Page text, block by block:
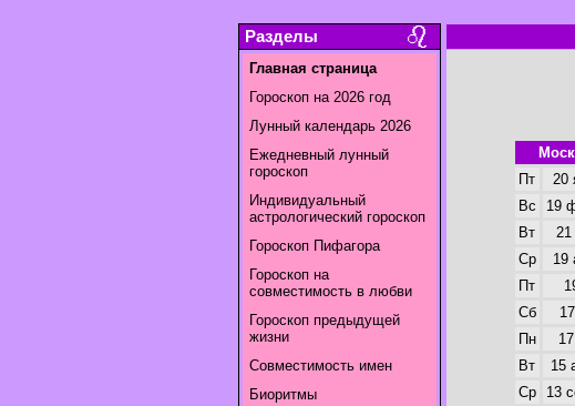
Разделы
Главная страница
Гороскоп на 2026 год
Лунный календарь 2026
Ежедневный лунный
гороскоп
Индивидуальный
астрологический гороскоп
Гороскоп Пифагора
Гороскоп на
совместимость в любви
Гороскоп предыдущей
жизни
Совместимость имен
Биоритмы
Пт
20
Вс
19
Вт
21
Ср
19
Пт
Сб
Пн
Вт
15
Ср
13